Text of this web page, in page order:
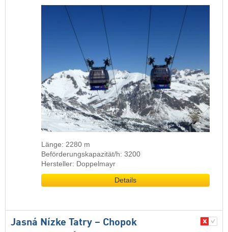
Länge: 2280 m
Beförderungskapazität/h: 3200
Hersteller: Doppelmayr
Details
Jasná Nízke Tatry – Chopok